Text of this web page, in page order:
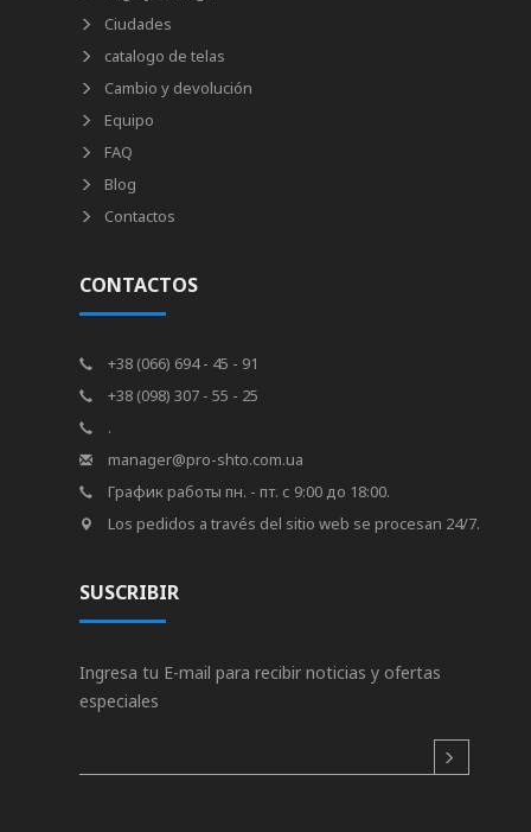
Ciudades
catalogo de telas
Cambio y devolución
Equipo
FAQ
Blog
Contactos
CONTACTOS
+38 (066) 694 - 45 - 91
+38 (098) 307 - 55 - 25
.
manager@pro-shto.com.ua
График работы пн. - пт. с 9:00 до 18:00.
Los pedidos a través del sitio web se procesan 24/7.
SUSCRIBIR
Ingresa tu E-mail para recibir noticias y ofertas
especiales